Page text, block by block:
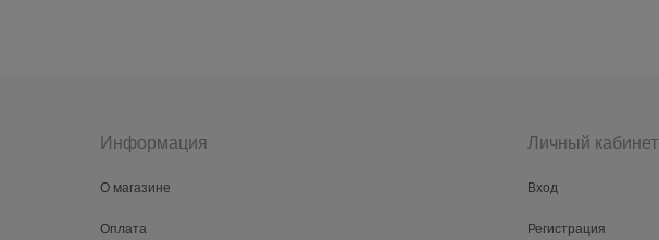
Информация
О магазине
Оплата
Личный кабинет
Вход
Регистрация